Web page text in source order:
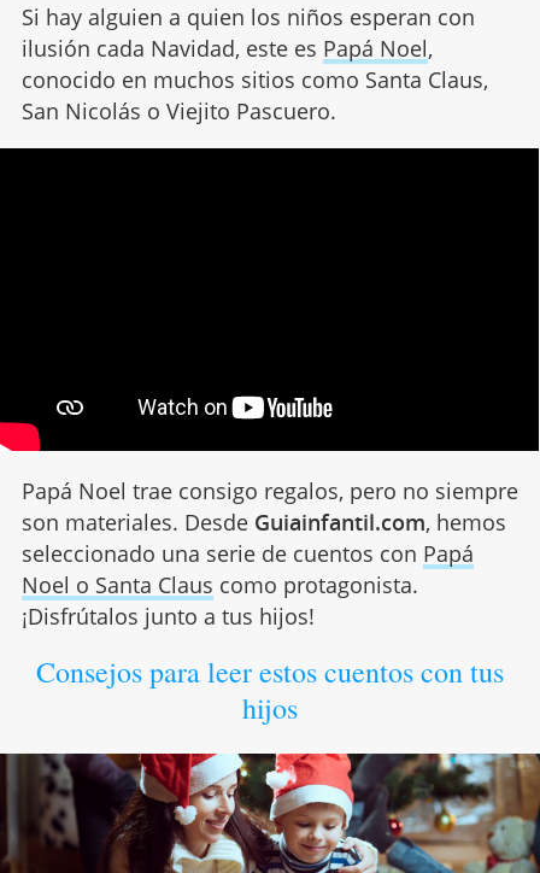
Si hay alguien a quien los niños esperan con
ilusión cada Navidad, este es Papá Noel,
conocido en muchos sitios como Santa Claus,
San Nicolás o Viejito Pascuero.
Papá Noel trae consigo regalos, pero no siempre
son materiales. Desde Guiainfantil.com, hemos
seleccionado una serie de cuentos con Papá
Noel o Santa Claus como protagonista.
¡Disfrútalos junto a tus hijos!
Consejos para leer estos cuentos con tus
hijos